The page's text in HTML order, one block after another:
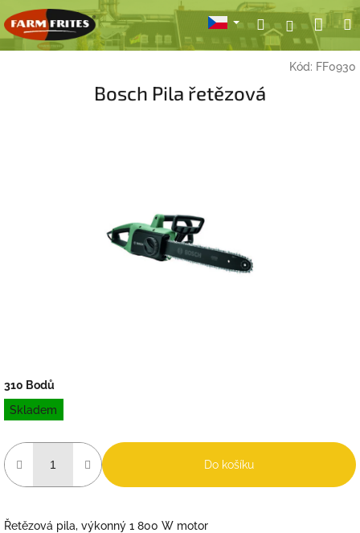
na
obsah
HledatPřihlášení
Kód: FF0930
Bosch Pila řetězová
310 Bodů
Měrná
cena:
Skladem
Do košíku
Řetězová pila, výkonný 1 800 W motor